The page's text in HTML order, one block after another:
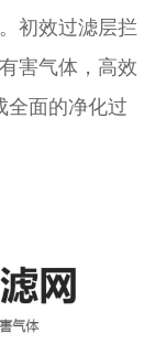
初效过滤层拦
害气体，高效
全面的净化过